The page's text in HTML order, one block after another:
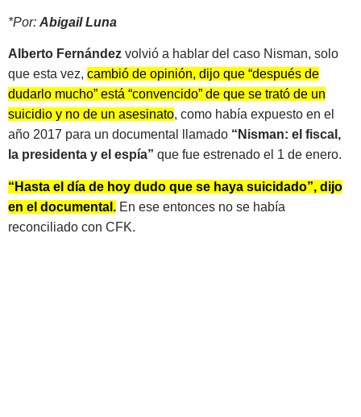
*Por: Abigail Luna
Alberto Fernández volvió a hablar del caso Nisman, solo
que esta vez, cambió de opinión, dijo que “después de
dudarlo mucho” está “convencido” de que se trató de un
suicidio y no de un asesinato, como había expuesto en el
año 2017 para un documental llamado “Nisman: el fiscal,
la presidenta y el espía” que fue estrenado el 1 de enero.
“Hasta el día de hoy dudo que se haya suicidado”, dijo
en el documental. En ese entonces no se había
reconciliado con CFK.